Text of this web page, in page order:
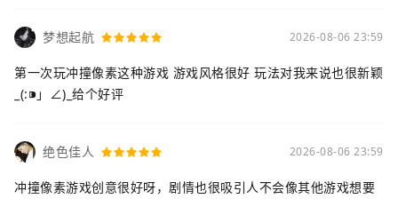
梦想起航 2026-08-06 23:59
第一次玩冲撞像素这种游戏 游戏风格很好 玩法对我来说也很新颖
_(:⁍」∠)_给个好评
绝色佳人 2026-08-06 23:59
冲撞像素游戏创意很好呀，剧情也很吸引人不会像其他游戏想要